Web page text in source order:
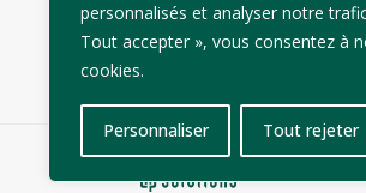
personnalisés et analyser notre
Tout accepter », vous consentez à
cookies.
Personnaliser Tout rejeter
ACCUEIL CONTACT